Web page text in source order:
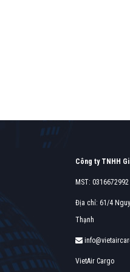
Find out more →
Công ty TNHH
MST: 0316672992
Địa chỉ: 61/4
Thạnh
VietAir Cargo